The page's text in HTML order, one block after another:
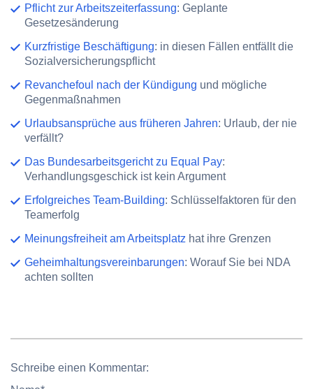
Pflicht zur Arbeitszeiterfassung: Geplante
Gesetzesänderung
Kurzfristige Beschäftigung: in diesen Fällen entfällt die
Sozialversicherungspflicht
Revanchefoul nach der Kündigung und mögliche
Gegenmaßnahmen
Urlaubsansprüche aus früheren Jahren: Urlaub, der nie
verfällt?
Das Bundesarbeitsgericht zu Equal Pay:
Verhandlungsgeschick ist kein Argument
Erfolgreiches Team-Building: Schlüsselfaktoren für den
Teamerfolg
Meinungsfreiheit am Arbeitsplatz hat ihre Grenzen
Geheimhaltungsvereinbarungen: Worauf Sie bei NDA
achten sollten
Schreibe einen Kommentar: